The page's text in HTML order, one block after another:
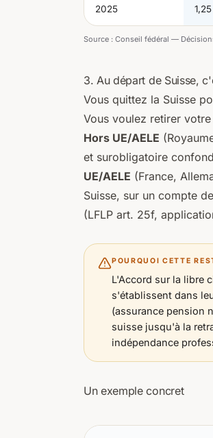
2025
Source : Conseil fédéral —
3. Au départ de Suisse,
Vous quittez la Suisse
Vous voulez retirer
Hors UE/AELE
et surobligatoire
UE/AELE (France,
Suisse, sur un compte
(LFLP art. 25f,
POURQUOI CETTE
L'Accord sur la libre
s'établissent dans
(assurance pension
suisse jusqu'à la
indépendance
Un exemple concret